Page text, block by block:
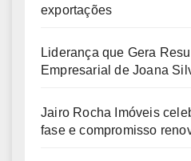
exportações
Liderança que Gera
Empresarial de Joana
Jairo Rocha Imóveis
fase e compromisso